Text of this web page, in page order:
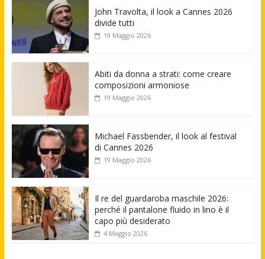
John Travolta, il look a Cannes 2026
divide tutti
19 Maggio 2026
Abiti da donna a strati: come creare
composizioni armoniose
19 Maggio 2026
Michael Fassbender, il look al festival
di Cannes 2026
19 Maggio 2026
Il re del guardaroba maschile 2026:
perché il pantalone fluido in lino è il
capo più desiderato
4 Maggio 2026